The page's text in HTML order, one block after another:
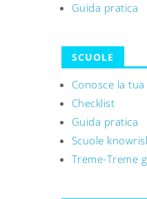
Guida pratica
SCUOLE
Conosce la
Checklist
Guida pratica
Scuole
Treme-Treme